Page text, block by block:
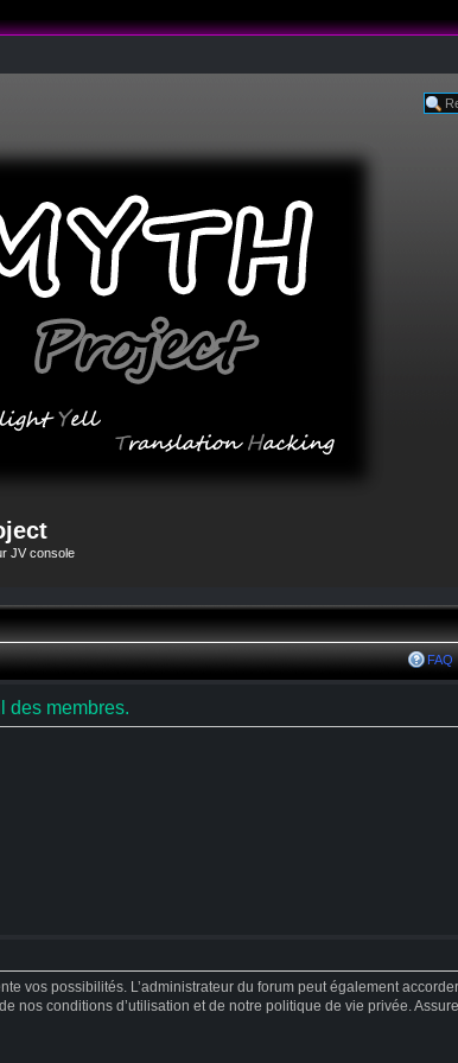
JV console
FAQ
des membres.
vos possibilités. L’administrateur du forum peut également
nos conditions d’utilisation et de notre politique de vie privée.